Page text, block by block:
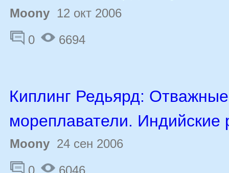
Moony 12 окт 2006
0
6694
Киплинг Редьярд: Отважные
мореплаватели. Индийские
Moony 24 сен 2006
0
6046